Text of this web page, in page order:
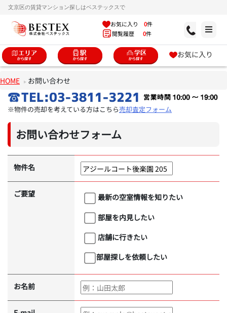
文京区の賃貸マンション探しはベステックスで
お気に入り 0件
閲覧履歴 0件
お気に入り
HOME お問い合わせ
※物件の売却を考えている方はこちら売却査定フォーム
お問い合わせフォーム
物件名
ご要望
最新の空室情報を知りたい
部屋を内見したい
店舗に行きたい
部屋探しを依頼したい
お名前